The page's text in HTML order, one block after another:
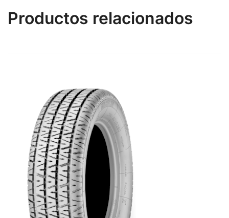
Productos relacionados